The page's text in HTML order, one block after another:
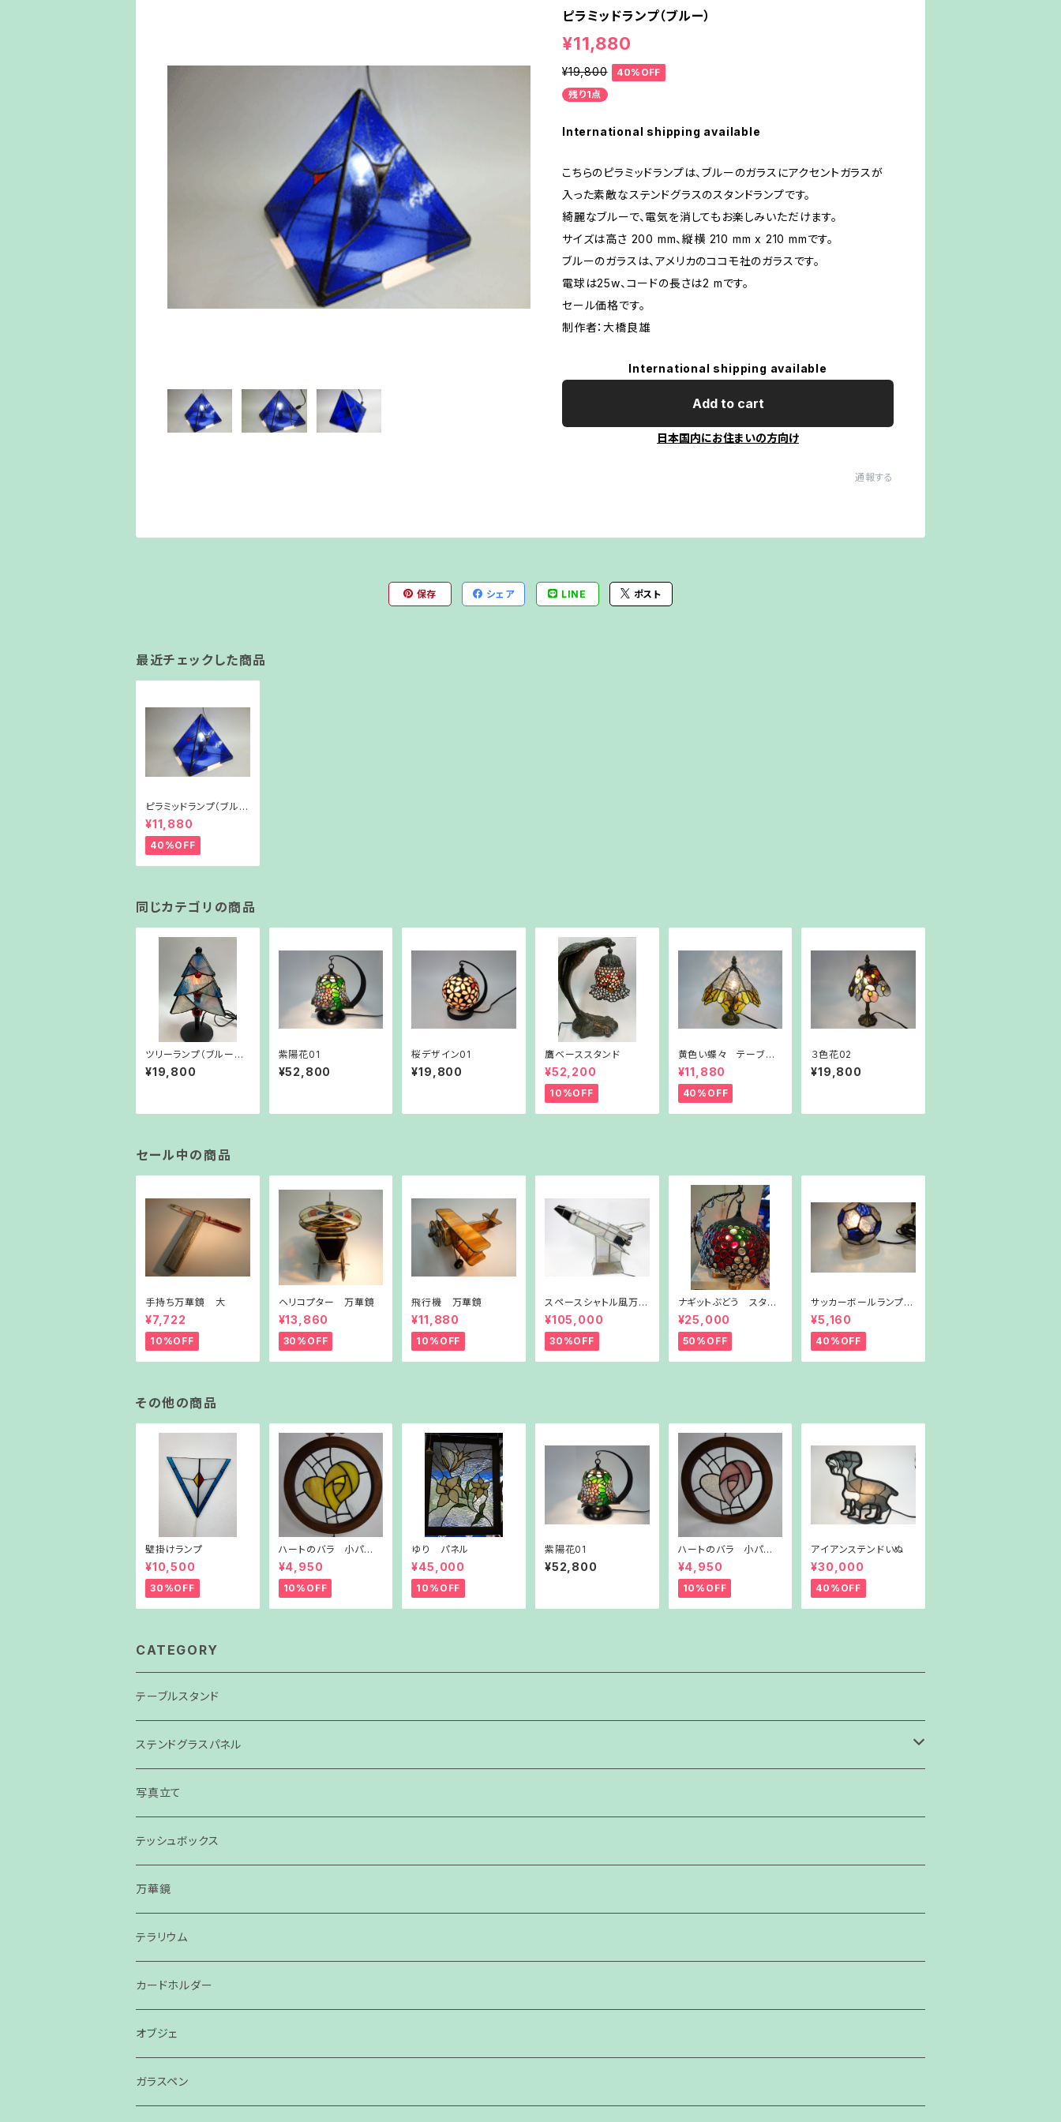
ピラミッドランプ（ブルー）
¥11,880
¥19,800
40%OFF
残り1点
International shipping available
こちらのピラミッドランプは、ブルーのガラスにアクセントガラスが
入った素敵なステンドグラスのスタンドランプです。
綺麗なブルーで、電気を消してもお楽しみいただけます。
サイズは高さ 200 mm、縦横 210 mm x 210 mmです。
ブルーのガラスは、アメリカのココモ社のガラスです。
電球は25w、コードの長さは2 mです。
セール価格です。
制作者：大橋良雄
International shipping available
Add to cart
日本国内にお住まいの方向け
通報する
保存 シェア LINE ポスト
最近チェックした商品
ピラミッドランプ（ブル
ー）
¥11,880
40%OFF
同じカテゴリの商品
ツリーランプ（ブルーホ
ワイト）
¥19,800
紫陽花01
¥52,800
桜デザイン01
¥19,800
鷹ベーススタンド
¥52,200
10%OFF
黄色い蝶々 テーブル
スタンド
¥11,880
40%OFF
３色花02
¥19,800
セール中の商品
手持ち万華鏡 大
¥7,722
10%OFF
ヘリコプター 万華鏡
¥13,860
30%OFF
飛行機 万華鏡
¥11,880
10%OFF
スペースシャトル風万華
鏡
¥105,000
30%OFF
ナギットぶどう スタン
ドランプ
¥25,000
50%OFF
サッカーボールランプ
ガラス台付き
¥5,160
40%OFF
その他の商品
壁掛けランプ
¥10,500
30%OFF
ハートのバラ 小パネ
ル（イエロー）
¥4,950
10%OFF
ゆり パネル
¥45,000
10%OFF
紫陽花01
¥52,800
ハートのバラ 小パネ
ル（ピンク）
¥4,950
10%OFF
アイアンステンドいぬ
¥30,000
40%OFF
CATEGORY
テーブルスタンド
ステンドグラスパネル
パネル
スモールパネル
写真立て
テッシュボックス
万華鏡
テラリウム
カードホルダー
オブジェ
ガラスペン